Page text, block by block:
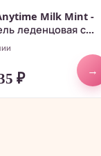
Milk Mint -
леденцовая с...
₽
→